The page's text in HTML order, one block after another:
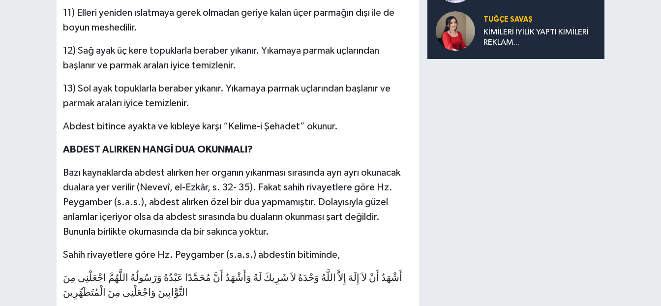
11) Elleri yeniden ıslatmaya gerek olmadan geriye kalan üçer parmağın dışı ile de
boyun meshedilir.
12) Sağ ayak üç kere topuklarla beraber yıkanır. Yıkamaya parmak uçlarından
başlanır ve parmak araları iyice temizlenir.
13) Sol ayak topuklarla beraber yıkanır. Yıkamaya parmak uçlarından başlanır ve
parmak araları iyice temizlenir.
Abdest bitince ayakta ve kıbleye karşı “Kelime-i Şehadet” okunur.
ABDEST ALIRKEN HANGİ DUA OKUNMALI?
Bazı kaynaklarda abdest alırken her organın yıkanması sırasında ayrı ayrı okunacak
dualara yer verilir (Nevevî, el-Ezkâr, s. 32- 35). Fakat sahih rivayetlere göre Hz.
Peygamber (s.a.s.), abdest alırken özel bir dua yapmamıştır. Dolayısıyla güzel
anlamlar içeriyor olsa da abdest sırasında bu duaların okunması şart değildir.
Bununla birlikte okumasında da bir sakınca yoktur.
Sahih rivayetlere göre Hz. Peygamber (s.a.s.) abdestin bitiminde,
أَشْهَدُ أَنْ لاَ إِلَهَ إِلاَّ اللَّهُ وَحْدَهُ لاَ شَرِيكَ لَهُ وَأَشْهَدُ أَنَّ مُحَمَّدًا عَبْدُهُ وَرَسُولُهُ اللَّهُمَّ اجْعَلْنِى مِنَ
التَّوَّابِينَ وَاجْعَلْنِى مِنَ الْمُتَطَهِّرِينَ
TUĞÇE SAVAŞ
KİMİLERİ İYİLİK YAPTI KİMİLERİ
REKLAM...